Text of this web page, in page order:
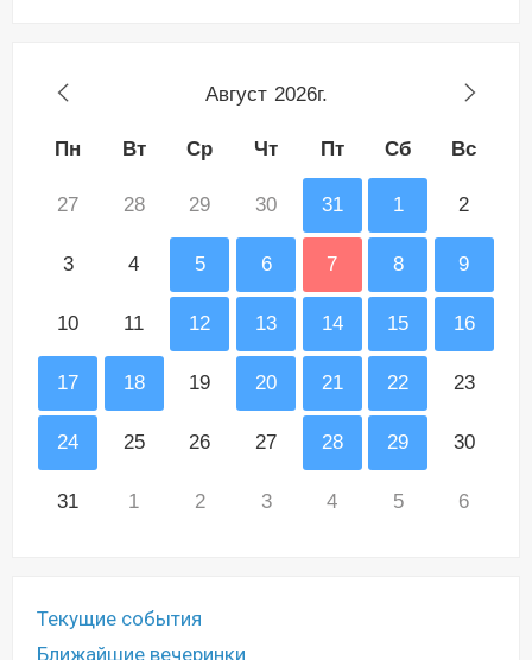
Август 2026г.
Пн Вт Ср Чт Пт Сб Вс
27 28 29 30 31 1 2
3 4 5 6 7 8 9
10 11 12 13 14 15 16
17 18 19 20 21 22 23
24 25 26 27 28 29 30
31 1 2 3 4 5 6
Текущие события
Ближайшие вечеринки